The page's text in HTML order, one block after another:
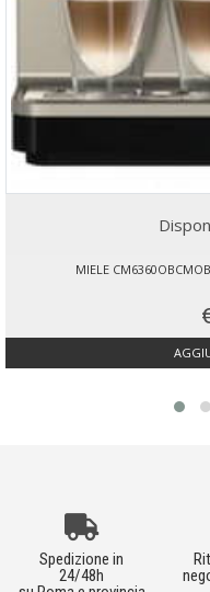
MIELE
Spedizione in
24/48h